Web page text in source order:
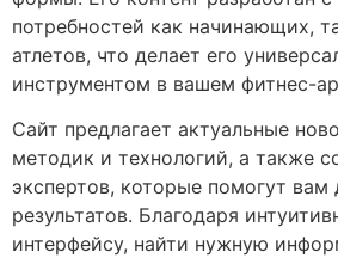
потребностей как начинающих,
атлетов, что делает его
инструментом в вашем фитнес-
Сайт предлагает актуальные
методик и технологий, а также
экспертов, которые помогут вам
результатов. Благодаря
интерфейсу, найти нужную